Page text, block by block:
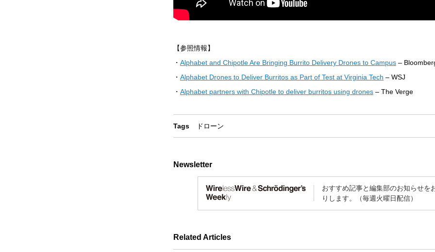
【参照情報】
・ Alphabet and Chipotle Are Bringing Burrito Delivery Drones to Campus –
・ Alphabet Drones to Deliver Burritos as Part of Test at Virginia Tech – WSJ
・ Alphabet partners with Chipotle to deliver burritos using drones – The Verge
Tags ドローン
Newsletter
おすすめ記事と編集部のお知らせを
りします。（毎週火曜日配信）
Related Articles